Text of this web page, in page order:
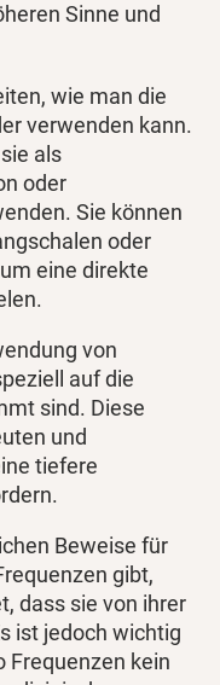
Sinne und
wie man die
verwenden kann.
als
oder
Sie können
oder
eine direkte
von
auf die
sind. Diese
und
tiefere
Beweise für
gibt,
dass sie von ihrer
ist jedoch wichtig
Frequenzen kein